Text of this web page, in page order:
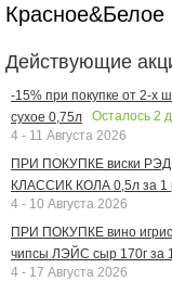
Красное&Белое
Действующие
-15% при покупке от 2-х
сухое 0,75л
Осталось 2
4 - 11 Августа 2026
ПРИ ПОКУПКЕ виски
КЛАССИК КОЛА 0,5л за 1
4 - 10 Августа 2026
ПРИ ПОКУПКЕ вино
чипсы ЛЭЙС сыр 170г за
4 - 17 Августа 2026